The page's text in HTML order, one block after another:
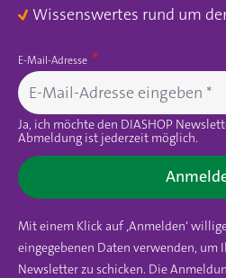
Wissenswertes rund um
E-Mail-Adresse
Ja, ich möchte den DIASHOP
Abmeldung ist jederzeit möglich.
Mit einem Klick auf ‚Anmelden‘
eingegebenen Daten verwenden, um
Newsletter zu schicken. Die